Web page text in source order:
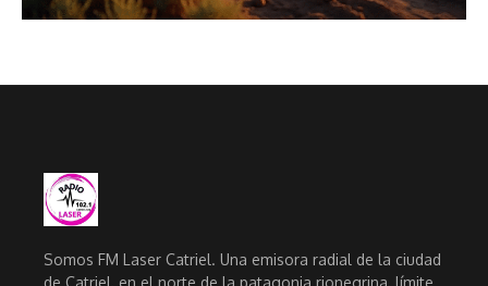
Somos FM Laser Catriel. Una emisora radial de la ciudad
de Catriel, en el norte de la patagonia rionegrina, límite